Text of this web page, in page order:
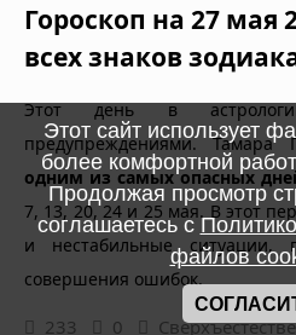
Гороскоп на 27 мая
всех знаков
Этот день в
предупреждениями. Тамара
одним из самых опасных
7, 13, 20, 24 и 25 мая. В этот
и нестабильные ситуации,
совершения ошибок.
233 0
Этот сайт использует
более комфортной
Продолжая просмотр
соглашаетесь с
файлов